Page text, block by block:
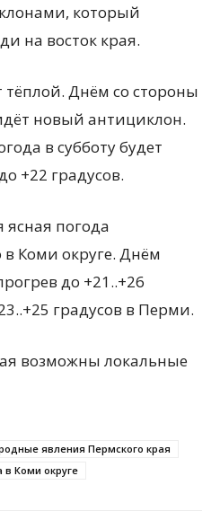
который
на восток края.
Днём со стороны
новый антициклон.
в субботу будет
+22 градусов.
ясная погода
в Коми округе. Днём
до +21..+26
градусов в Перми.
возможны локальные
явления Пермского края
в Коми округе